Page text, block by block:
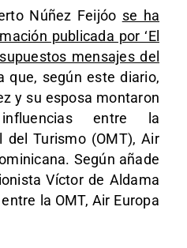
Núñez Feijóo se ha
publicada por ‘El
mensajes del
que, según este diario,
y su esposa montaron
entre la
del Turismo (OMT), Air
Según añade
Víctor de Aldama
la OMT, Air Europa